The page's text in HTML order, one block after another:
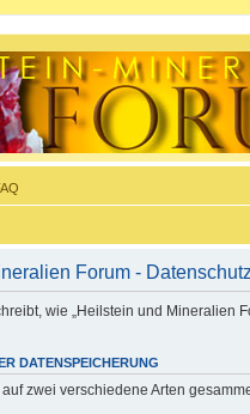
Forum -
wie „Heilstein und Mineralien
DATENSPEICHERUNG
zwei verschiedene Arten